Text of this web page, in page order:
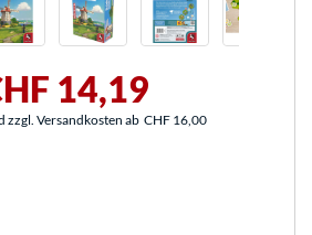
14,19
zzgl. Versandkosten ab CHF 16,00